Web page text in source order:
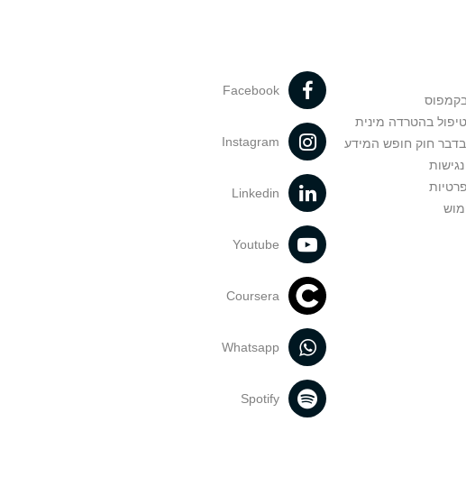
בהטרדה מינית
בדבר חוק חופש המידע
Facebook
Instagram
Linkedin
Youtube
Coursera
Whatsapp
Spotify